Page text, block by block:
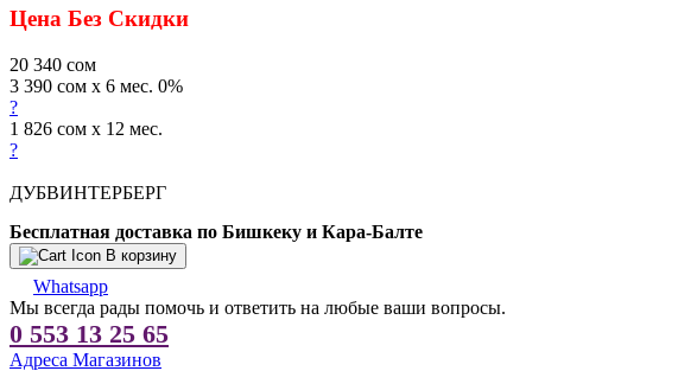
Цена Без Скидки
20 340 сом
3 390 сом x 6 мес. 0%
?
1 826 сом x 12 мес.
?
ДУБВИНТЕРБЕРГ
Бесплатная доставка по Бишкеку и Кара-Балте
В корзину
Whatsapp
Мы всегда рады помочь и ответить на любые ваши вопросы.
0 553 13 25 65
Адреса Магазинов